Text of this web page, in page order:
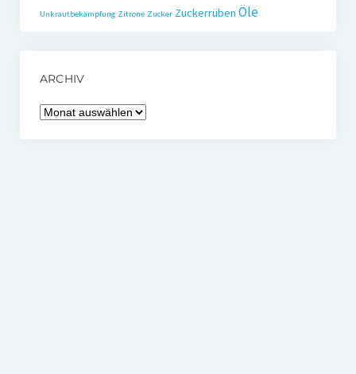
Unkrautbekämpfung Zitrone Zucker Zuckerrüben Öle
ARCHIV
Archiv